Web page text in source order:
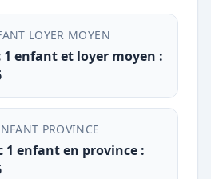
LOYER MOYEN
1 enfant et loyer moyen :
PROVINCE
1 enfant en province :